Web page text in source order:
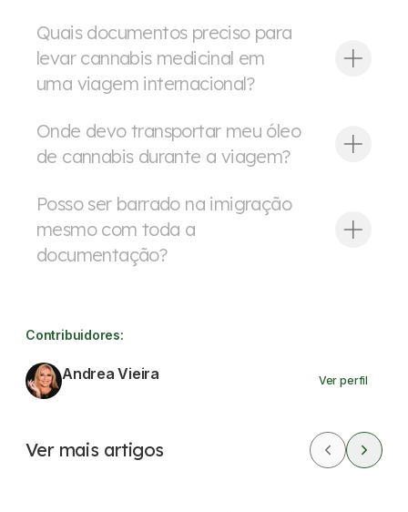
Quais documentos preciso para
levar cannabis medicinal em
uma viagem internacional?
Onde devo transportar meu óleo
de cannabis durante a viagem?
Posso ser barrado na imigração
mesmo com toda a
documentação?
Contribuidores:
Andrea Vieira Ver perfil
Ver mais artigos
Dicas rápidas